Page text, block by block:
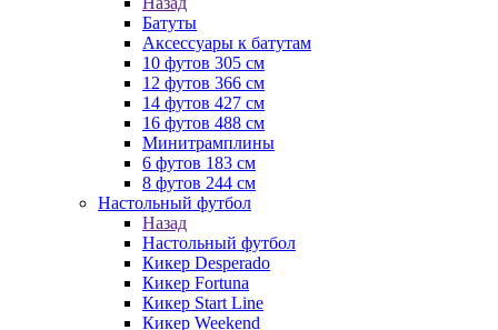
Батуты
Аксессуары к батутам
10 футов 305 см
12 футов 366 см
14 футов 427 см
16 футов 488 см
Минитрамплины
6 футов 183 см
8 футов 244 см
Настольный футбол
Назад
Настольный футбол
Кикер Desperado
Кикер Fortuna
Кикер Start Line
Кикер Weekend